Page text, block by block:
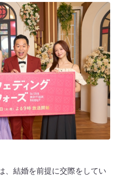
、結婚を前提に交際をしてい